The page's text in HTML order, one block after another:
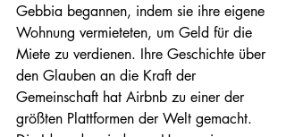
Gebbia begannen, indem sie ihre eigene
Wohnung vermieteten, um Geld für die
Miete zu verdienen. Ihre Geschichte über
den Glauben an die Kraft der
Gemeinschaft hat Airbnb zu einer der
größten Plattformen der Welt gemacht.